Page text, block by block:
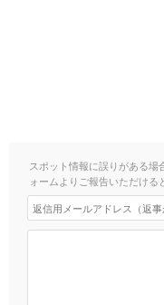
スポット情報に誤りがある場
ォームよりご報告いただける